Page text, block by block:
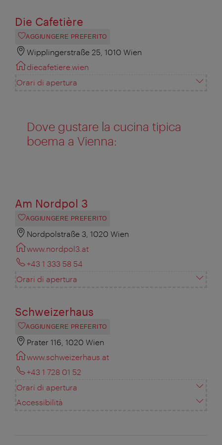
Die Cafetière
AGGIUNGERE PREFERITO
Wipplingerstraße 25, 1010 Wien
diecafetiere.wien
Orari di apertura
Dove gustare la cucina tipica
boema a Vienna:
Am Nordpol 3
AGGIUNGERE PREFERITO
Nordpolstraße 3, 1020 Wien
www.nordpol3.at
+43 1 333 58 54
Orari di apertura
Schweizerhaus
AGGIUNGERE PREFERITO
Prater 116, 1020 Wien
www.schweizerhaus.at
+43 1 728 01 52
Orari di apertura
Accessibilità